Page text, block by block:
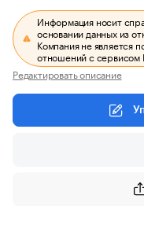
Информация носит
основании данных из
Компания не является
отношений с сервисом
Редактировать описание